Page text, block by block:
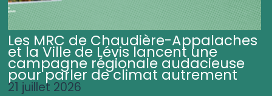
Les MRC de Chaudière-Appalaches
et la Ville de Lévis lancent une
campagne régionale audacieuse
pour parler de climat autrement
21 juillet 2026